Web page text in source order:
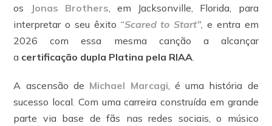
os
Jonas Brothers , em Jacksonville, Florida, para
interpretar o seu êxito “Scared to Start”, e entra em
2026 com essa mesma canção a alcançar
a certificação dupla Platina pela RIAA
A ascensão de Michael Marcagi , é uma história de
sucesso local. Com uma carreira construída em grande
parte via base de fãs nas redes sociais, o músico